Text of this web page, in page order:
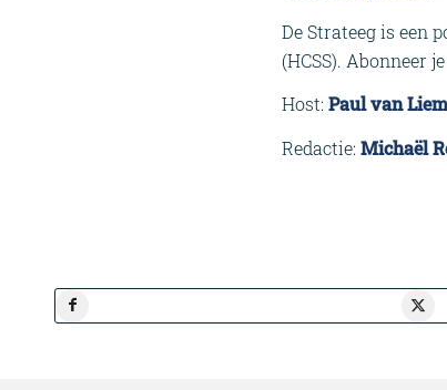
De Strateeg is een
(HCSS). Abonneer
Host: Paul van
Redactie: Michaël